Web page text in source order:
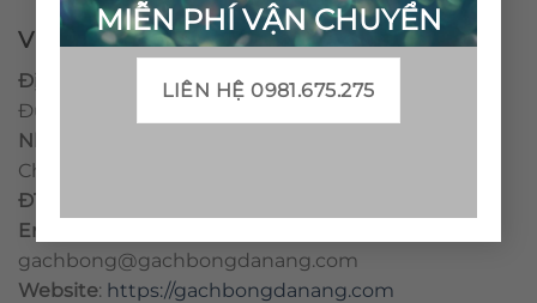
MIỄN PHÍ VẬN CHUYỂN
LIÊN HỆ 0981.675.275
VPĐD - CTY TNHH GẠCH BÔNG VIỆT NAM
Địa chỉ:
CCN Quán Lát, Xã Đức Chánh, Huyện Mộ
Đức, Tỉnh Quảng Ngãi
Nhà máy miền trung:
Chánh, Huyện Mộ Đức, Tỉnh Quảng Ngãi, Việt Nam
ĐT
Email
gachbong@gachbongdanang.com
Website: https://gachbongdanang.com